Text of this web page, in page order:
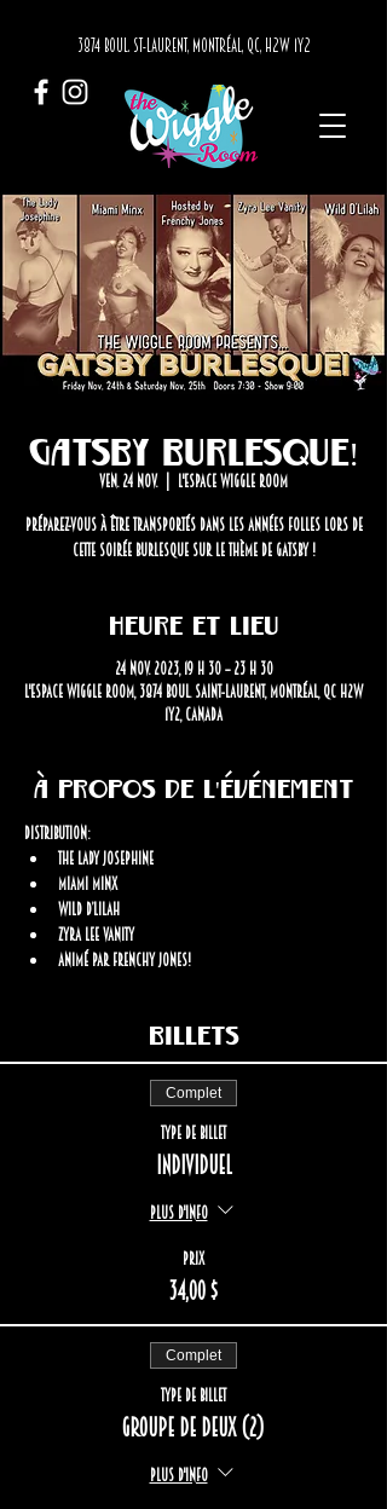
3874 BOUL. ST-LAURENT, MONTRÉAL, QC, H2W 1Y2
Gatsby Burlesque!
ven. 24 nov.
  |
L'Espace Wiggle Room
Préparez-vous à être transportés dans les années folles lors de
cette soirée burlesque sur le thème de Gatsby !
Heure et lieu
24 nov. 2023, 19 h 30 – 23 h 30
L'Espace Wiggle Room, 3874 Boul. Saint-Laurent, Montréal, QC H2W
1Y2, Canada
À propos de l'événement
Distribution:
The Lady Josephine
Miami Minx
Wild D’Lilah
Zyra Lee Vanity
Animé par Frenchy Jones!
Billets
Complet
Type de billet
Individuel
Plus d'info
Prix
34,00 $
Complet
Type de billet
Groupe de deux (2)
Plus d'info